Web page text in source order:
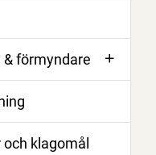
& förmyndare
klagomål